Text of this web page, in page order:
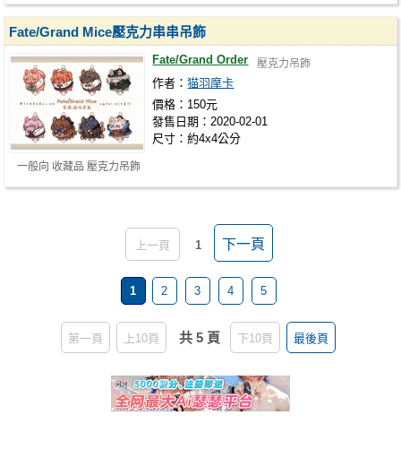
一般向 收藏品 壓克力吊飾
Fate/Grand Mice壓克力串串吊飾
Fate/Grand Order 壓克力吊飾
作者：猫羽摩卡
價格：150元
發售日期：2020-02-01
尺寸：約4x4公分
上一頁 1 下一頁
1 2 3 4 5
第一頁 上10頁 共 5 頁 下10頁 最後頁